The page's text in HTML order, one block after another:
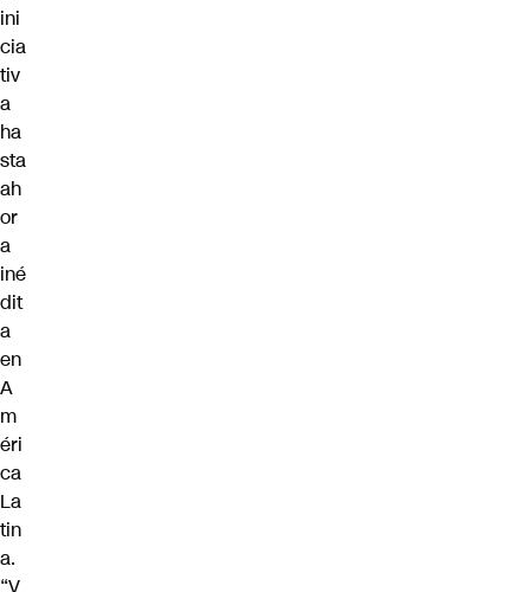
ini
cia
tiv
a
ha
sta
ah
or
a
iné
dit
a
en
A
m
éri
ca
La
tin
a.
“V